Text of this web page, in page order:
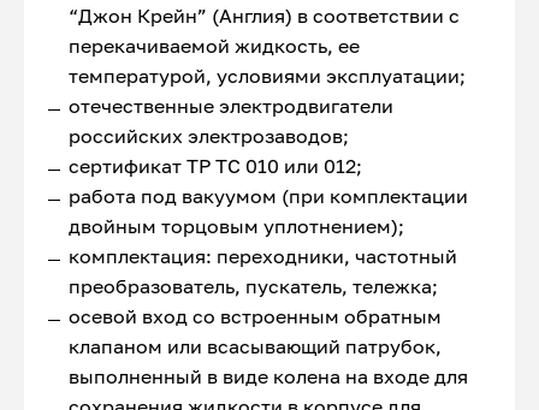
“Джон Крейн” (Англия) в соответствии с
перекачиваемой жидкость, ее
температурой, условиями эксплуатации;
отечественные электродвигатели
российских электрозаводов;
сертификат ТР ТС 010 или 012;
работа под вакуумом (при комплектации
двойным торцовым уплотнением);
комплектация: переходники, частотный
преобразователь, пускатель, тележка;
осевой вход со встроенным обратным
клапаном или всасывающий патрубок,
выполненный в виде колена на входе для